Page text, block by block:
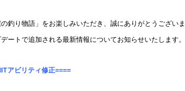
釣り物語」をお楽しみいただき、誠にありがとうございま
ートで追加される最新情報についてお知らせいたします。
アビリティ修正====